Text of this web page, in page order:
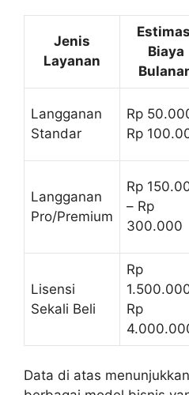
Jenis
Layanan
Biaya
Langganan
Standar
Rp
Rp
Langganan
Pro/Premium
Rp
– Rp
300.000
Lisensi
Sekali Beli
Rp
Rp
Data di atas